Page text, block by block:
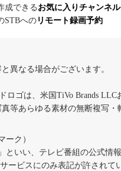
成できる お気に入りチャンネル
STBへの リモート録画予約
異なる場合がございます。
ロゴは、米国TiVo Brands
等あらゆる素材の無断複写・
ーク）
といい、テレビ番組の公式情
ービスにのみ表記が許されて